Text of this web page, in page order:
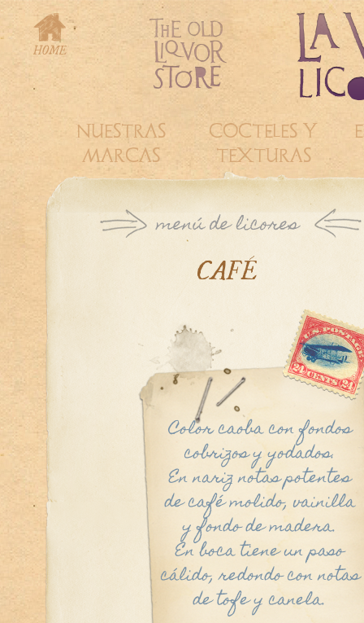
NUESTRAS
MARCAS
COCTELES Y
TEXTURAS
CAFÉ
Color caoba con fondos
cobrizos y yodados.
En nariz notas potentes
de café molido, vainilla
y fondo de madera.
En boca tiene un paso
cálido, redondo con notas
de tofe y canela.